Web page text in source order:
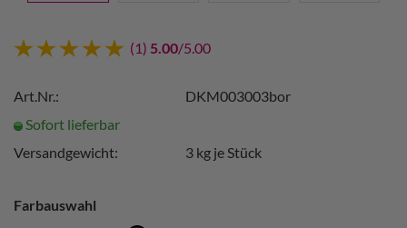
(1) 5.00/5.00
Art.Nr.:
DKM003003bor
Sofort lieferbar
Versandgewicht:
3 kg je Stück
Farbauswahl